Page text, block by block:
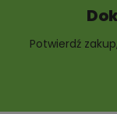
Potwierdź